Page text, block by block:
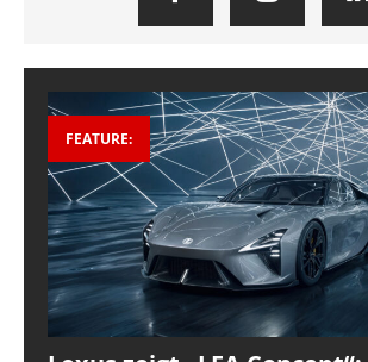
FEATURE: